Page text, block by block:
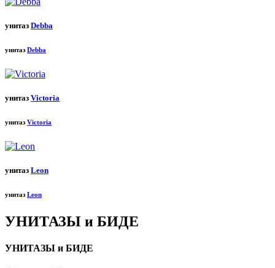
унитаз Debba
унитазDebba
унитаз Victoria
унитазVictoria
унитаз Leon
унитазLeon
УНИТАЗЫ и БИДЕ
УНИТАЗЫ и БИДЕ